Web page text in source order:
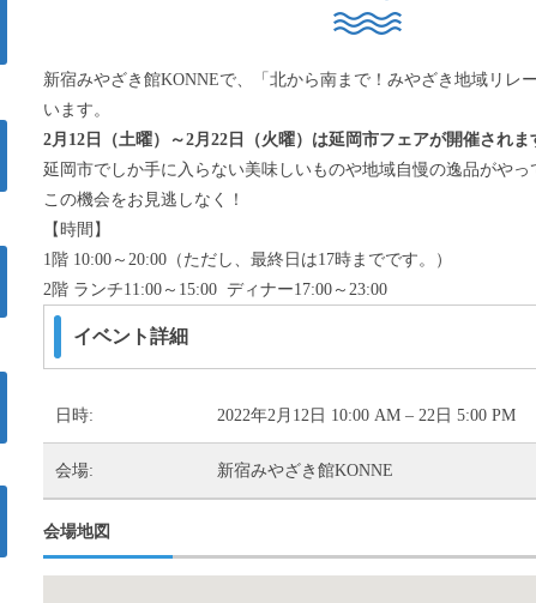
新宿みやざき館KONNEで、「北から南まで！みやざき地域リレ
います。
2月12日（土曜）～2月22日（火曜）は延岡市フェアが開催されま
延岡市でしか手に入らない美味しいものや地域自慢の逸品がやっ
この機会をお見逃しなく！
【時間】
1階 10:00～20:00（ただし、最終日は17時までです。）
2階 ランチ11:00～15:00 ディナー17:00～23:00
イベント詳細
日時: 2022年2月12日 10:00 AM – 22日 5:00 PM
会場: 新宿みやざき館KONNE
会場地図